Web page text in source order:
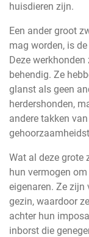
huisdieren zijn.
Een ander groot
mag worden, is
Deze
behendig. Ze
glanst als geen
herdershonden,
andere takken
Wat al deze grote
hun vermogen
eigenaren. Ze zijn
gezin, waardoor
achter hun
inborst die